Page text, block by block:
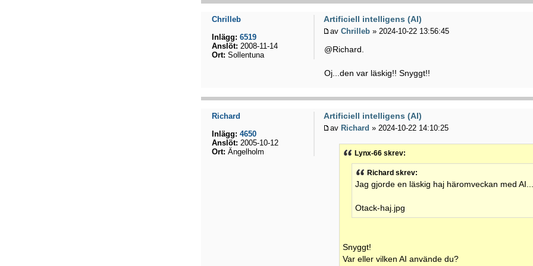
Artificiell intelligens (AI)
avChrilleb » 2024-10-22 13:56:45
@Richard.
Oj...den var läskig!! Snyggt!!
Chrilleb
Inlägg: 6519
Anslöt: 2008-11-14
Ort: Sollentuna
Artificiell intelligens (AI)
avRichard » 2024-10-22 14:10:25
Lynx-66 skrev:
Richard skrev:
Jag gjorde en läskig haj häromveckan med
Otack-haj.jpg
Snyggt!
Var eller vilken AI använde du?
Richard
Inlägg: 4650
Anslöt: 2005-10-12
Ort: Ängelholm